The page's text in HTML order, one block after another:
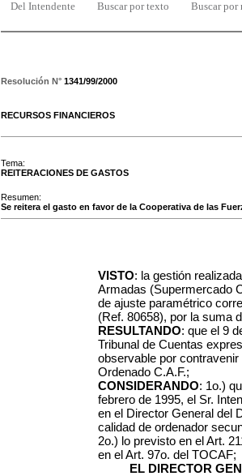
Del Intendente Buscar por texto Buscar por
Resolución N° 1341/99/2000
RECURSOS FINANCIEROS
Tema:
REITERACIONES DE GASTOS
Resumen:
Se reitera el gasto en favor de la Cooperativa de las
VISTO: la gestión
Armadas (Supermercado
de ajuste paramétrico
(Ref. 80658), por la suma
RESULTANDO: que el 9
Tribunal de Cuentas
observable por
Ordenado C.A.F.;
CONSIDERANDO: 1o.)
febrero de 1995, el Sr.
en el Director General del
calidad de ordenador
2o.) lo previsto en el Art.
en el Art. 97o. del TOCAF;
EL DIRECTOR